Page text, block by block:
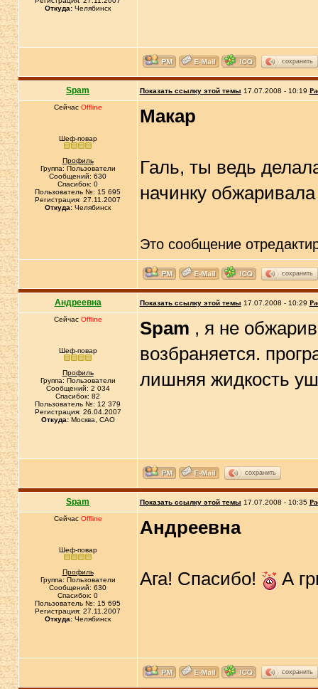
Откуда: Челябинск
сохранить
Spam Показать ссылку этой темы 17.07.2008 - 10:19
Сейчас Offline
Шеф-повар
Профиль
Группа: Пользователи
Сообщений: 630
Спасибок: 0
Пользователь №: 15 695
Регистрация: 27.11.2007
Откуда: Челябинск
Макар
Галь, ты ведь
начинку
Это сообщение
сохранить
Андреевна Показать ссылку этой темы 17.07.2008 - 10:29
Сейчас Offline
Шеф-повар
Профиль
Группа: Пользователи
Сообщений: 2 034
Спасибок: 82
Пользователь №: 12 379
Регистрация: 26.04.2007
Откуда:Москва, САО
Spam , я не
возбраняется.
лишняя жидкость
сохранить
Spam Показать ссылку этой темы 17.07.2008 - 10:35
Сейчас Offline
Шеф-повар
Профиль
Группа: Пользователи
Сообщений: 630
Спасибок: 0
Пользователь №: 15 695
Регистрация: 27.11.2007
Откуда: Челябинск
Андреевна
Ага! Спасибо! А
сохранить